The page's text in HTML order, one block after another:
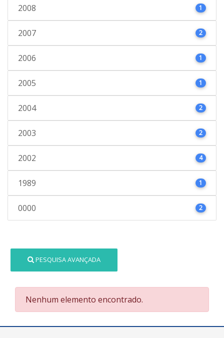
2008 1
2007 2
2006 1
2005 1
2004 2
2003 2
2002 4
1989 1
0000 2
PESQUISA AVANÇADA
Nenhum elemento encontrado.